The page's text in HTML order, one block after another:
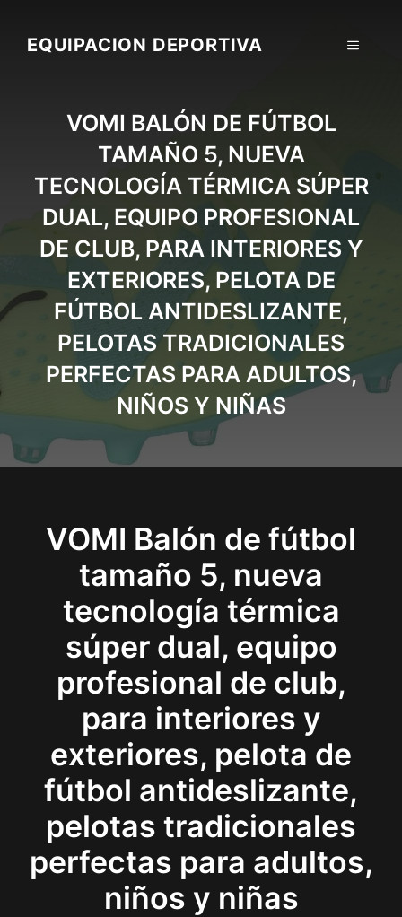
contentEQUIPACION DEPORTIVA MENU
VOMI BALÓN DE FÚTBOL
TAMAÑO 5, NUEVA
TECNOLOGÍA TÉRMICA SÚPER
DUAL, EQUIPO PROFESIONAL
DE CLUB, PARA INTERIORES Y
EXTERIORES, PELOTA DE
FÚTBOL ANTIDESLIZANTE,
PELOTAS TRADICIONALES
PERFECTAS PARA ADULTOS,
NIÑOS Y NIÑAS
VOMI Balón de fútbol
tamaño 5, nueva
tecnología térmica
súper dual, equipo
profesional de club,
para interiores y
exteriores, pelota de
fútbol antideslizante,
pelotas tradicionales
perfectas para adultos,
niños y niñas